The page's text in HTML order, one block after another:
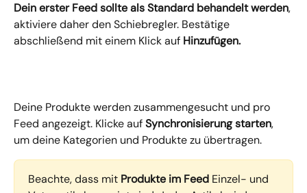
Dein erster Feed sollte als Standard behandelt werden,
aktiviere daher den Schiebregler. Bestätige
abschließend mit einem Klick auf Hinzufügen.
Deine Produkte werden zusammengesucht und pro
Feed angezeigt. Klicke auf Synchronisierung starten,
um deine Kategorien und Produkte zu übertragen.
Beachte, dass mit Produkte im Feed Einzel- und